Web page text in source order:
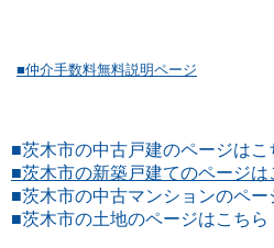
■仲介手数料無料説明ページ
■茨木市の中古戸建のページはこ
■茨木市の新築戸建てのページは
■茨木市の中古マンションのペー
■茨木市の土地のページはこちら